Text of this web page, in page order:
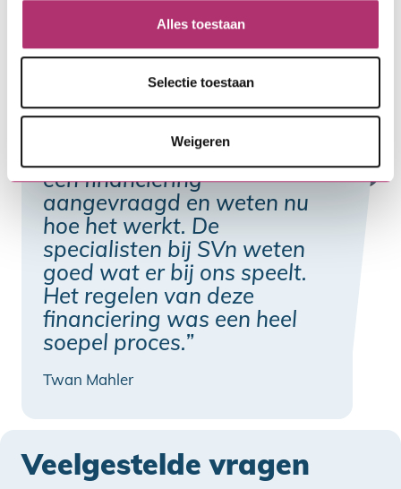
Alles toestaan
Selectie toestaan
Weigeren
"We hebben al eens eerder
een financiering
aangevraagd en weten nu
hoe het werkt. De
specialisten bij SVn weten
goed wat er bij ons speelt.
Het regelen van deze
financiering was een heel
soepel proces.”
Twan Mahler
Veelgestelde vragen